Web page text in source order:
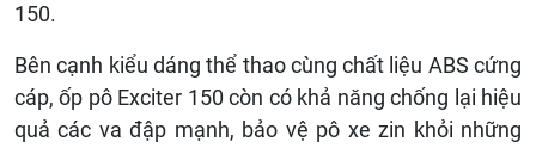
150.
Bên cạnh kiểu dáng thể thao cùng chất liệu ABS cứng
cáp, ốp pô Exciter 150 còn có khả năng chống lại hiệu
quả các va đập mạnh, bảo vệ pô xe zin khỏi những